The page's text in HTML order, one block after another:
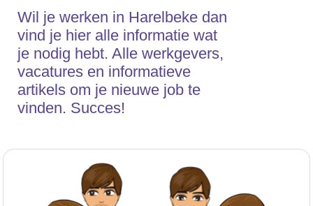
Wil je werken in Harelbeke dan
vind je hier alle informatie wat
je nodig hebt. Alle werkgevers,
vacatures en informatieve
artikels om je nieuwe job te
vinden. Succes!